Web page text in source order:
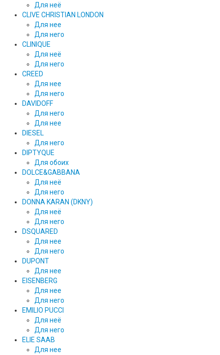
Для неё
CLIVE CHRISTIAN LONDON
Для нее
Для него
CLINIQUE
Для неё
Для него
CREED
Для нее
Для него
DAVIDOFF
Для него
Для нее
DIESEL
Для него
DIPTYQUE
Для обоих
DOLCE&GABBANA
Для неё
Для него
DONNA KARAN (DKNY)
Для неё
Для него
DSQUARED
Для нее
Для него
DUPONT
Для нее
EISENBERG
Для нее
Для него
EMILIO PUCCI
Для неё
Для него
ELIE SAAB
Для нее